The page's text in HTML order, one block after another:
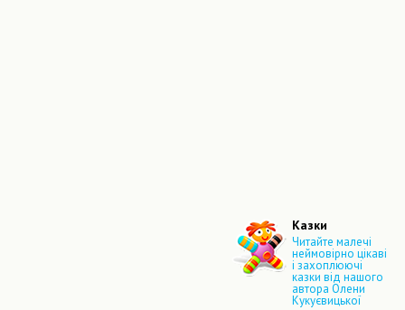
Казки
Читайте малечі
неймовірно цікаві
і захоплюючі
казки від нашого
автора Олени
Кукуєвицької